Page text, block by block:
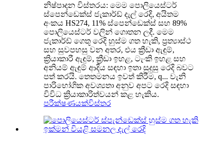
නිෂ්පාදන විස්තරය: මෙම පොලියෙස්ටර්
ස්පෙන්ඩෙක්ස් ජැකාර්ඩ් දැල් රෙදි, අයිතම
අංකය HS274, 11% ස්පෙන්ඩෙක්ස් සහ 89%
පොලියෙස්ටර් වලින් ගොතන ලදී. මෙම
ජැකාර්ඩ් ගෙතූ රෙදි හුස්ම ගත හැකි, ප්‍රත්‍යාස්ථ
සහ සුවපහසු වන අතර, එය ක්‍රීඩා ඇඳුම්,
ක්‍රියාකාරී ඇඳුම්, ක්‍රීඩා ඉහළ, ටැංකි ඉහළ සහ
අනියම් ඇඳුම් ආදිය සඳහා ඉතා සුදුසු රෙදි බවට
පත් කරයි. තෙතමනය ඉවත් කිරීම, q... වැනි
පාරිභෝගික අවශ්‍යතා අනුව අපට රෙදි සඳහා
විවිධ ක්‍රියාකාරිත්වයන් කළ හැකිය.
පරීක්ෂණයක්විස්තර